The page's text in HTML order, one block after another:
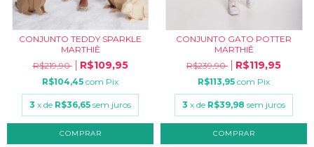
CONJUNTO TEDDY SPARKLE
MARTHIÊ
R$219,90
R$109,95
R$104,45 com Pix
3 x de R$36,65 sem juros
COMPRAR
CONJUNTO GATO POTTER
MARTHIÊ
R$239,90
R$119,95
R$113,95 com Pix
3 x de R$39,98 sem juros
COMPRAR